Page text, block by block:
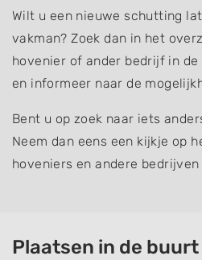
Wilt u een nieuwe schutting
vakman? Zoek dan in het
hovenier of ander bedrijf in
en informeer naar de
Bent u op zoek naar iets
Neem dan eens een kijkje op
hoveniers en andere bedrijven
Plaatsen in de buurt